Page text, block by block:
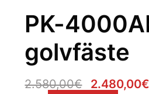
PK-
golvfäste
2.580,00€ 2.480,00€